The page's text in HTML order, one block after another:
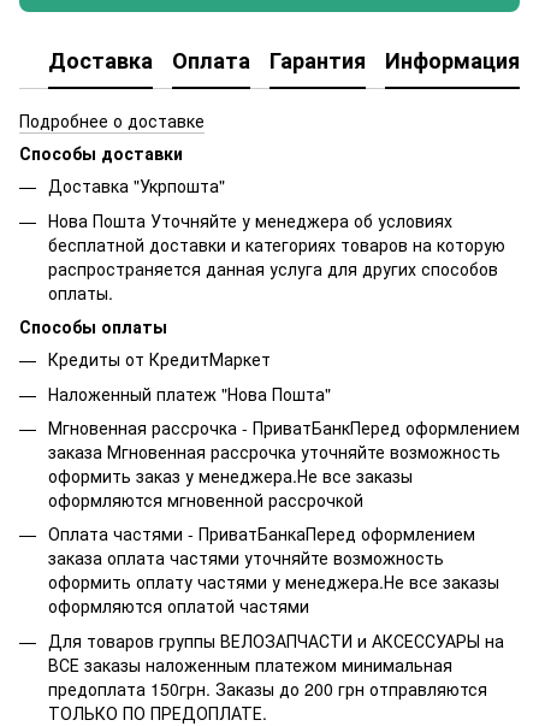
Доставка Оплата Гарантия Информация
Подробнее о доставке
Способы доставки
Доставка "Укрпошта"
Нова Пошта Уточняйте у менеджера об условиях
бесплатной доставки и категориях товаров на которую
распространяется данная услуга для других способов
оплаты.
Способы оплаты
Кредиты от КредитМаркет
Наложенный платеж "Нова Пошта"
Мгновенная рассрочка - ПриватБанкПеред оформлением
заказа Мгновенная рассрочка уточняйте возможность
оформить заказ у менеджера.Не все заказы
оформляются мгновенной рассрочкой
Оплата частями - ПриватБанкаПеред оформлением
заказа оплата частями уточняйте возможность
оформить оплату частями у менеджера.Не все заказы
оформляются оплатой частями
Для товаров группы ВЕЛОЗАПЧАСТИ и АКСЕССУАРЫ на
ВСЕ заказы наложенным платежом минимальная
предоплата 150грн. Заказы до 200 грн отправляются
ТОЛЬКО ПО ПРЕДОПЛАТЕ.